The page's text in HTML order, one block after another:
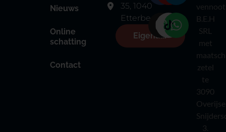
Nieuws
Online
schatting
Contact
35, 1040
Etterbeek
Eigenaar
B.E.H
SRL
met
zetel
te
3090
3.